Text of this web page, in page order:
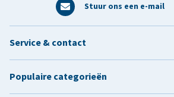
Stuur ons een e-mail
Service & contact
Populaire categorieën